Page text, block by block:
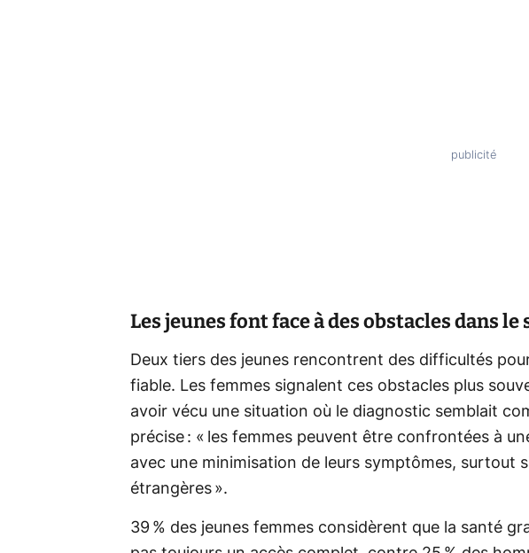
Les jeunes font face à des obstacles dans le
Deux tiers des jeunes rencontrent des difficultés
fiable. Les femmes signalent ces obstacles plus
avoir vécu une situation où le diagnostic semblait
précise : « les femmes peuvent être confrontées à
avec une minimisation de leurs symptômes, surtout
étrangères ».
39 % des jeunes femmes considèrent que la santé